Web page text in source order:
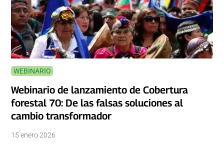
WEBINARIO
Webinario de lanzamiento de Cobertura
forestal 70: De las falsas soluciones al
cambio transformador
15 enero 2026